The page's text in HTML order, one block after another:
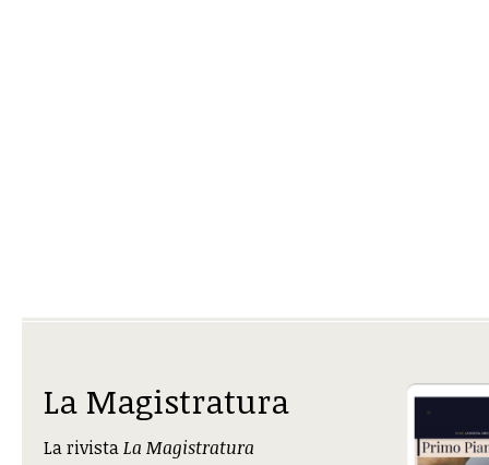
La Magistratura
La rivistaLa Magistratura